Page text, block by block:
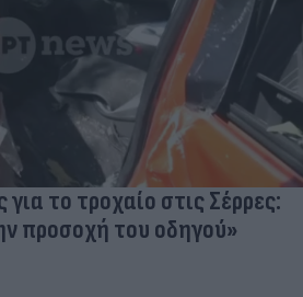
το τροχαίο στις Σέρρες:
προσοχή του οδηγού»